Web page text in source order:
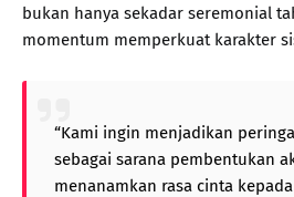
bukan hanya sekadar seremonial
momentum memperkuat karakter
“Kami ingin menjadikan
sebagai sarana pembentukan
menanamkan rasa cinta